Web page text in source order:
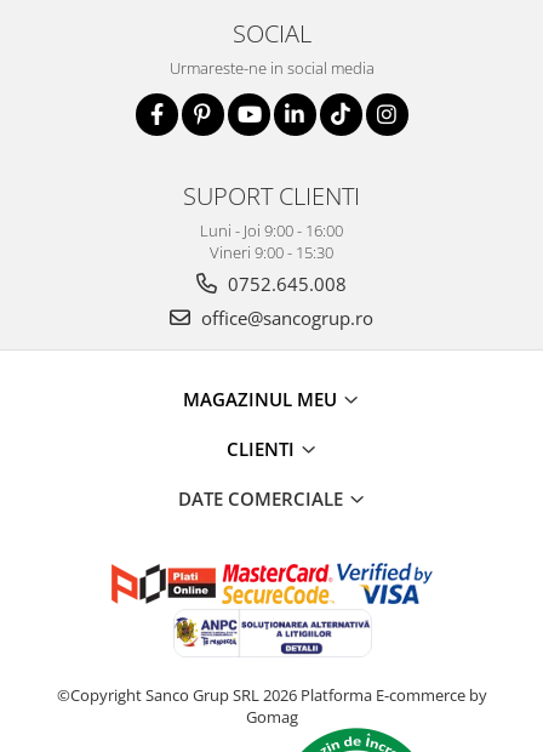
SOCIAL
Urmareste-ne in social media
SUPORT CLIENTI
Luni - Joi 9:00 - 16:00
Vineri 9:00 - 15:30
0752.645.008
office@sancogrup.ro
MAGAZINUL MEU
CLIENTI
DATE COMERCIALE
©Copyright Sanco Grup SRL 2026 Platforma E-commerce by
Gomag